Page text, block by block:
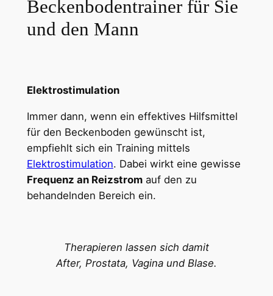
Beckenbodentrainer für Sie
und den Mann
Elektrostimulation
Immer dann, wenn ein effektives Hilfsmittel
für den Beckenboden gewünscht ist,
empfiehlt sich ein Training mittels
Elektrostimulation. Dabei wirkt eine gewisse
Frequenz an Reizstromauf den zu
behandelnden Bereich ein.
Therapieren lassen sich damit
After, Prostata, Vagina und Blase.